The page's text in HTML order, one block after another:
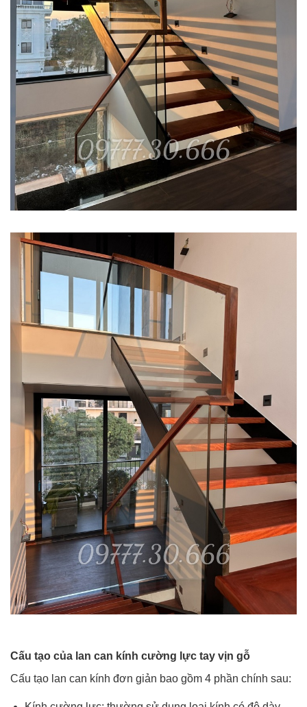
Cấu tạo của lan can kính cường lực tay vịn gỗ
Cấu tạo lan can kính đơn giản bao gồm 4 phần chính sau: